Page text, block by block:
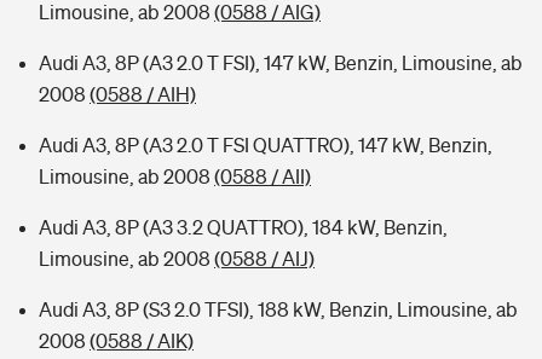
Limousine, ab 2008 (0588 / AIG)
Audi A3, 8P (A3 2.0 T FSI), 147 kW, Benzin, Limousine, ab
2008 (0588 / AIH)
Audi A3, 8P (A3 2.0 T FSI QUATTRO), 147 kW, Benzin,
Limousine, ab 2008 (0588 / AII)
Audi A3, 8P (A3 3.2 QUATTRO), 184 kW, Benzin,
Limousine, ab 2008 (0588 / AIJ)
Audi A3, 8P (S3 2.0 TFSI), 188 kW, Benzin, Limousine, ab
2008 (0588 / AIK)